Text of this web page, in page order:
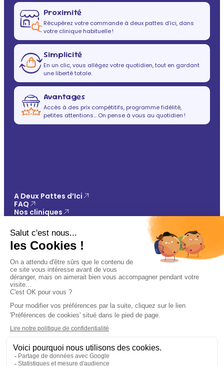
Proximité
Récupérez votre commande à deux pattes d’ici, dans
votre clinique habituelle !
Simplicité
En un clic, vous allégez votre quotidien, tout en gardant
une liberté totale.
Avantages
Accès à des prix compétitifs, programme fidélité,
petites attentions… On pense à vous au quotidien !
A Deux Pattes d’Ici
FAQ
Nos cliniques
Contact
Vos avantages
Conseils
Paiement 100% sécurisé
Mentions légales
Conditions générales de vente
Gestions des cookies